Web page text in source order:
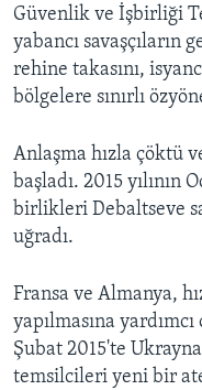
Güvenlik ve İşbirliği
yabancı savaşçıların
rehine takasını,
bölgelere sınırlı
Anlaşma hızla çöktü
başladı. 2015 yılının
birlikleri Debaltseve
uğradı.
Fransa ve Almanya,
yapılmasına
Şubat 2015'te
temsilcileri yeni bir